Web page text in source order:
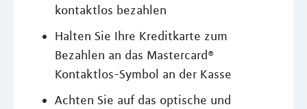
kontaktlos bezahlen
Halten Sie Ihre Kreditkarte zum
Bezahlen an das Mastercard®
Kontaktlos-Symbol an der Kasse
Achten Sie auf das optische und